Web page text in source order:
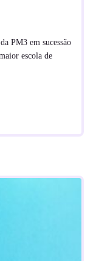
PM3 em sucessão
escola de